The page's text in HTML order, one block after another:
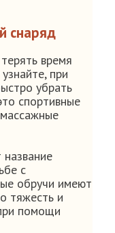
снаряд
время
при
убрать
спортивные
с
обручи имеют
тяжесть и
помощи